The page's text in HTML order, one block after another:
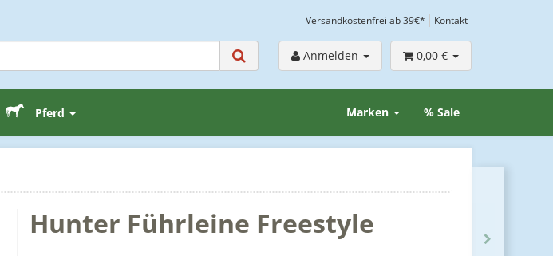
Versandkostenfrei ab 39€* Kontakt
Anmelden 0,00 €
Pferd % Sale
Marken
Hunter Führleine Freestyle